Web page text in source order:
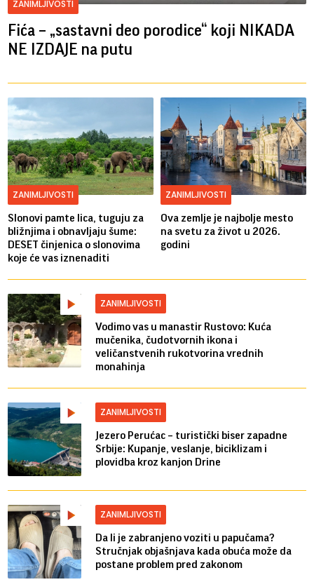
ZANIMLJIVOSTI
Fića – „sastavni deo porodice“ koji NIKADA
NE IZDAJE na putu
ZANIMLJIVOSTI
Slonovi pamte lica, tuguju za
bližnjima i obnavljaju šume:
DESET činjenica o slonovima
koje će vas iznenaditi
ZANIMLJIVOSTI
Ova zemlje je najbolje mesto
na svetu za život u 2026.
godini
ZANIMLJIVOSTI
Vodimo vas u manastir Rustovo: Kuća
mučenika, čudotvornih ikona i
veličanstvenih rukotvorina vrednih
monahinja
ZANIMLJIVOSTI
Jezero Perućac – turistički biser zapadne
Srbije: Kupanje, veslanje, biciklizam i
plovidba kroz kanjon Drine
ZANIMLJIVOSTI
Da li je zabranjeno voziti u papučama?
Stručnjak objašnjava kada obuća može da
postane problem pred zakonom